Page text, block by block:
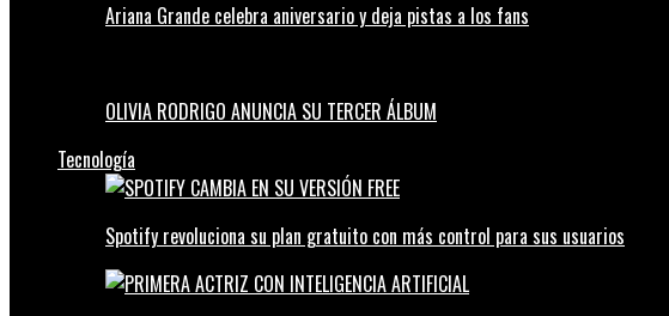
Ariana Grande celebra aniversario y deja pistas a los fans
OLIVIA RODRIGO ANUNCIA SU TERCER ÁLBUM
Tecnología
Spotify revoluciona su plan gratuito con más control para sus usuarios